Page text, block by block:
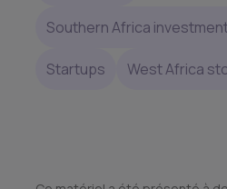
Southern Africa
Startups West Africa